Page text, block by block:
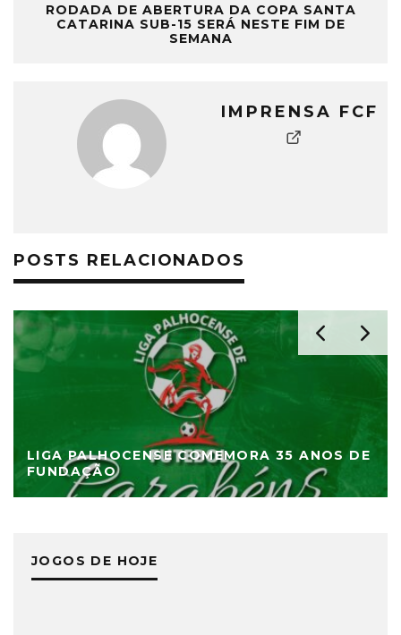
RODADA DE ABERTURA DA COPA SANTA
CATARINA SUB-15 SERÁ NESTE FIM DE
SEMANA
IMPRENSA FCF
POSTS RELACIONADOS
LIGA PALHOCENSE COMEMORA 35 ANOS DE
FUNDAÇÃO
JOGOS DE HOJE